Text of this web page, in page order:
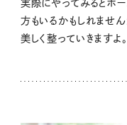
実際にやってみるとポ
方もいるかもしれませ
美しく整っていきますよ。